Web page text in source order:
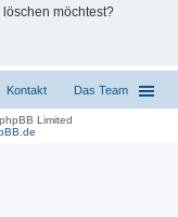
möchtest?
Das Team
Kontakt
Limited